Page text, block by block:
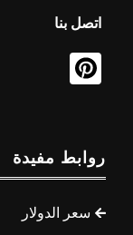
اتصل بنا
روابط مفيدة
سعر الدولار